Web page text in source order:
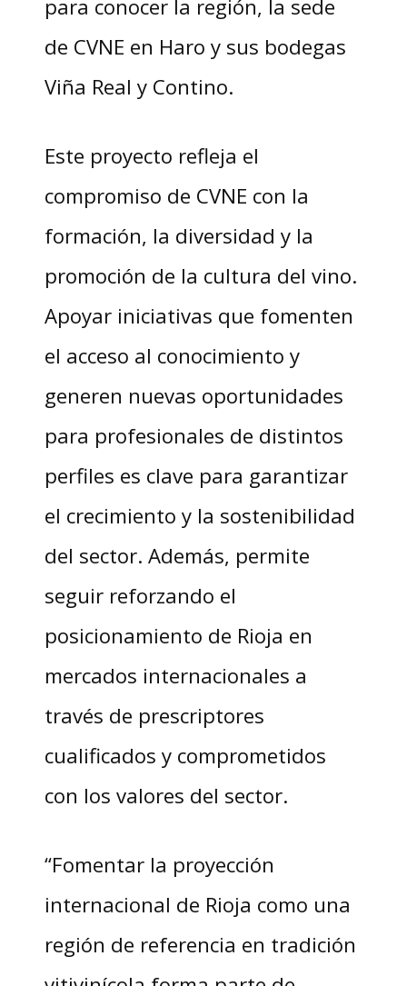
para conocer la región, la sede
de CVNE en Haro y sus bodegas
Viña Real y Contino.
Este proyecto refleja el
compromiso de CVNE con la
formación, la diversidad y la
promoción de la cultura del vino.
Apoyar iniciativas que fomenten
el acceso al conocimiento y
generen nuevas oportunidades
para profesionales de distintos
perfiles es clave para garantizar
el crecimiento y la sostenibilidad
del sector. Además, permite
seguir reforzando el
posicionamiento de Rioja en
mercados internacionales a
través de prescriptores
cualificados y comprometidos
con los valores del sector.
“Fomentar la proyección
internacional de Rioja como una
región de referencia en tradición